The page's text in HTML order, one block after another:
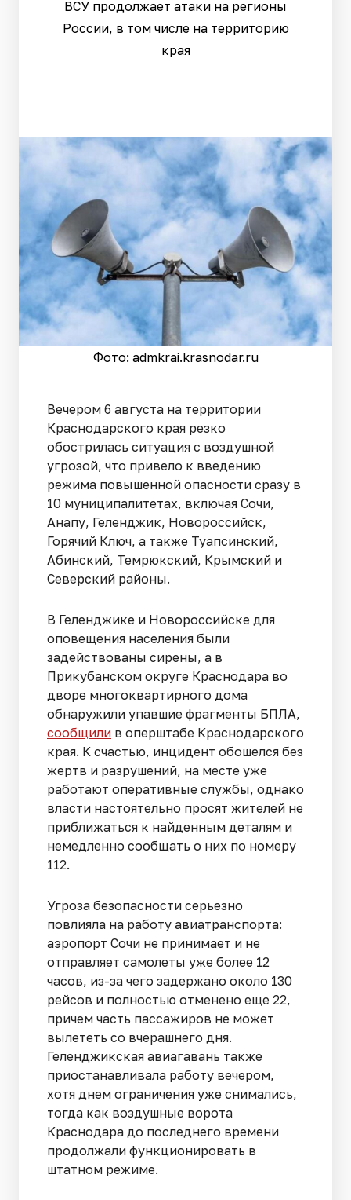
ВСУ продолжает атаки на регионы
России, в том числе на территорию
края
Фото: admkrai.krasnodar.ru
Вечером 6 августа на территории
Краснодарского края резко
обострилась ситуация с воздушной
угрозой, что привело к введению
режима повышенной опасности сразу в
10 муниципалитетах, включая Сочи,
Анапу, Геленджик, Новороссийск,
Горячий Ключ, а также Туапсинский,
Абинский, Темрюкский, Крымский и
Северский районы.
В Геленджике и Новороссийске для
оповещения населения были
задействованы сирены, а в
Прикубанском округе Краснодара во
дворе многоквартирного дома
обнаружили упавшие фрагменты БПЛА,
сообщили в оперштабе Краснодарского
края. К счастью, инцидент обошелся без
жертв и разрушений, на месте уже
работают оперативные службы, однако
власти настоятельно просят жителей не
приближаться к найденным деталям и
немедленно сообщать о них по номеру
112.
Угроза безопасности серьезно
повлияла на работу авиатранспорта:
аэропорт Сочи не принимает и не
отправляет самолеты уже более 12
часов, из-за чего задержано около 130
рейсов и полностью отменено еще 22,
причем часть пассажиров не может
вылететь со вчерашнего дня.
Геленджикская авиагавань также
приостанавливала работу вечером,
хотя днем ограничения уже снимались,
тогда как воздушные ворота
Краснодара до последнего времени
продолжали функционировать в
штатном режиме.